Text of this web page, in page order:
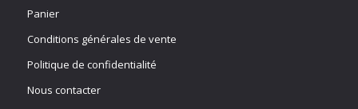
Panier
Conditions générales de vente
Politique de confidentialité
Nous contacter